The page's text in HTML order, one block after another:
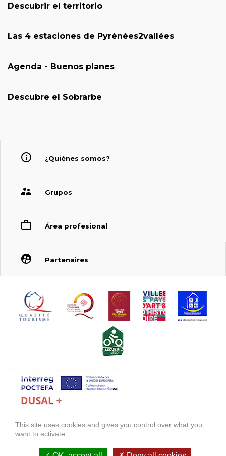
Descubrir el territorio
Las 4 estaciones de Pyrénées2vallées
Agenda - Buenos planes
Descubre el Sobrarbe
¿Quiénes somos?
Grupos
Área profesional
Partenaires
FONDS EUROPÉEN DE DÉVELOPPEMENT RÉGIONAL (FEDER)
This site uses cookies and gives you control over what you
want to activate